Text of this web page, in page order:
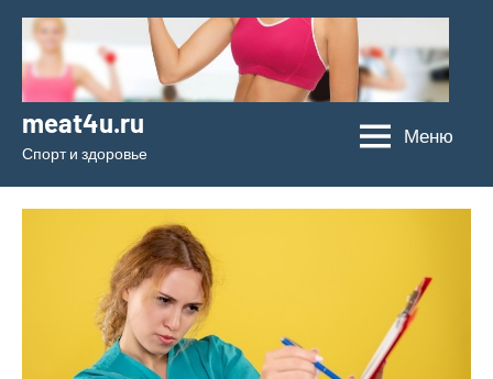
Перейти
содержимому
meat4u.ru
Спорт и здоровье
Меню